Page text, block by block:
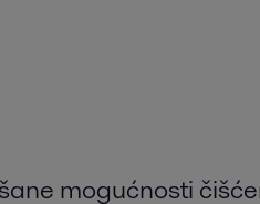
mogućnosti